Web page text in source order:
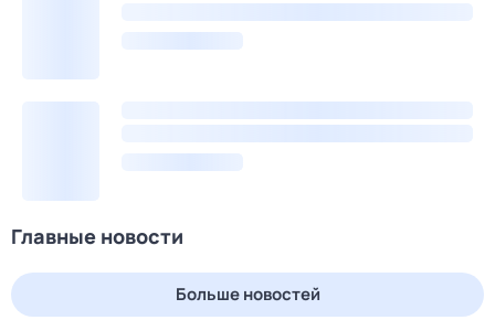
Главные новости
Больше новостей